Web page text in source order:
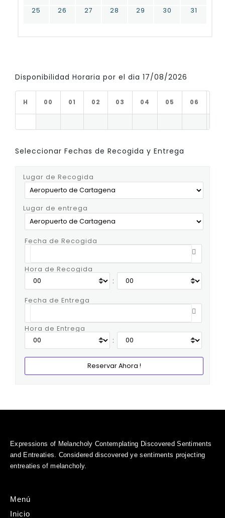
25 26 27 28 29 30 31
Disponibilidad Horaria por el dia 17/08/2026
H 00 01 02 03 04 05 06
Seleccionar Fechas de Recogida y Entrega
Lugar de Recogida
Lugar de entrega
Fecha de Recogida
Hora de Recogida
:
Fecha de Entrega
Hora de Entrega
:
Expressions of Melancholy Contemplating Discovered Sentiments
and Entreaties. Considered discovered ye sentiments projecting
entreaties of melancholy.
Menú
Inicio